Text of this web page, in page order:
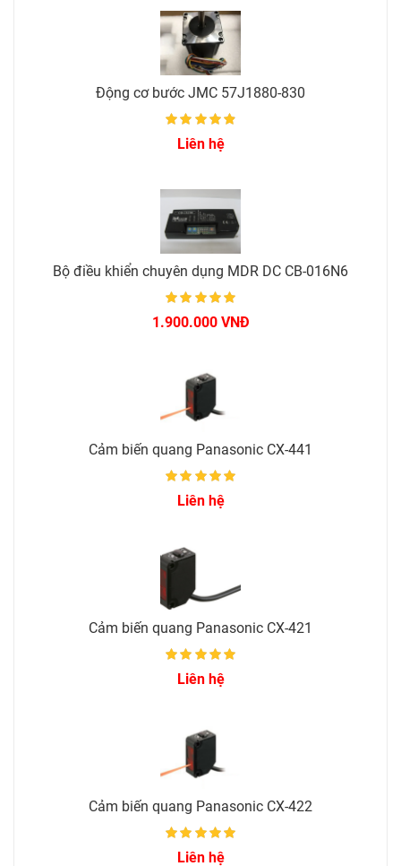
Động cơ bước JMC 57J1880-830
Liên hệ
Bộ điều khiển chuyên dụng MDR DC CB-016N6
1.900.000 VNĐ
Cảm biến quang Panasonic CX-441
Liên hệ
Cảm biến quang Panasonic CX-421
Liên hệ
Cảm biến quang Panasonic CX-422
Liên hệ